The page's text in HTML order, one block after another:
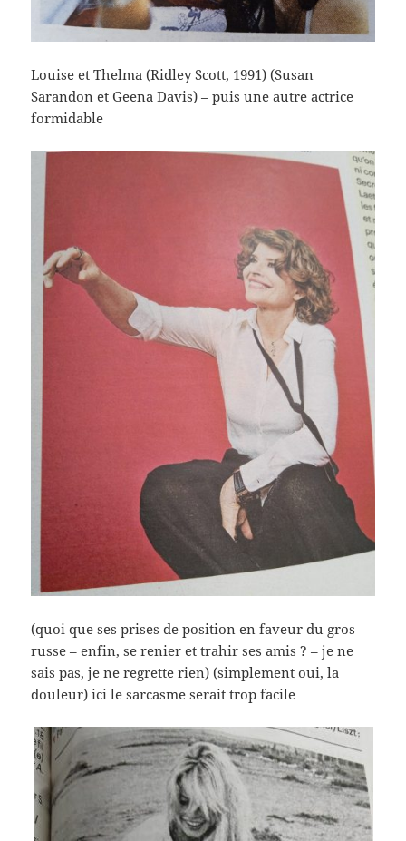
Louise et Thelma (Ridley Scott, 1991) (Susan
Sarandon et Geena Davis) – puis une autre actrice
formidable
(quoi que ses prises de position en faveur du gros
russe – enfin, se renier et trahir ses amis ? – je ne
sais pas, je ne regrette rien) (simplement oui, la
douleur) ici le sarcasme serait trop facile